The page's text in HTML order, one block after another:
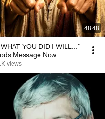
48:48
YOU DID I WILL..."
Message Now
views